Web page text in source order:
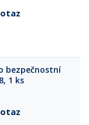
bezpečnostní
1 ks